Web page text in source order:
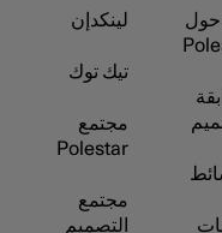
حول
لينكدإن
تيك توك
مجتمع
Polestar
مجتمع
التصميم